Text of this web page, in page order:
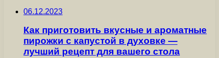
06.12.2023
Как приготовить вкусные и ароматные
пирожки с капустой в духовке —
лучший рецепт для вашего стола